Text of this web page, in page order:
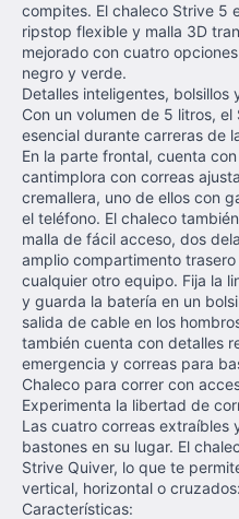
compites. El chaleco Strive 5
ripstop flexible y malla 3D
mejorado con cuatro
negro y verde.
Detalles inteligentes, bolsillos
Con un volumen de 5 litros,
esencial durante carreras de
En la parte frontal, cuenta
cantimplora con correas
cremallera, uno de ellos con
el teléfono. El chaleco
malla de fácil acceso, dos
amplio compartimento
cualquier otro equipo. Fija la
y guarda la batería en un
salida de cable en los
también cuenta con detalles
emergencia y correas para
Chaleco para correr con
Experimenta la libertad de
Las cuatro correas extraíbles
bastones en su lugar. El
Strive Quiver, lo que te
vertical, horizontal o
Características: